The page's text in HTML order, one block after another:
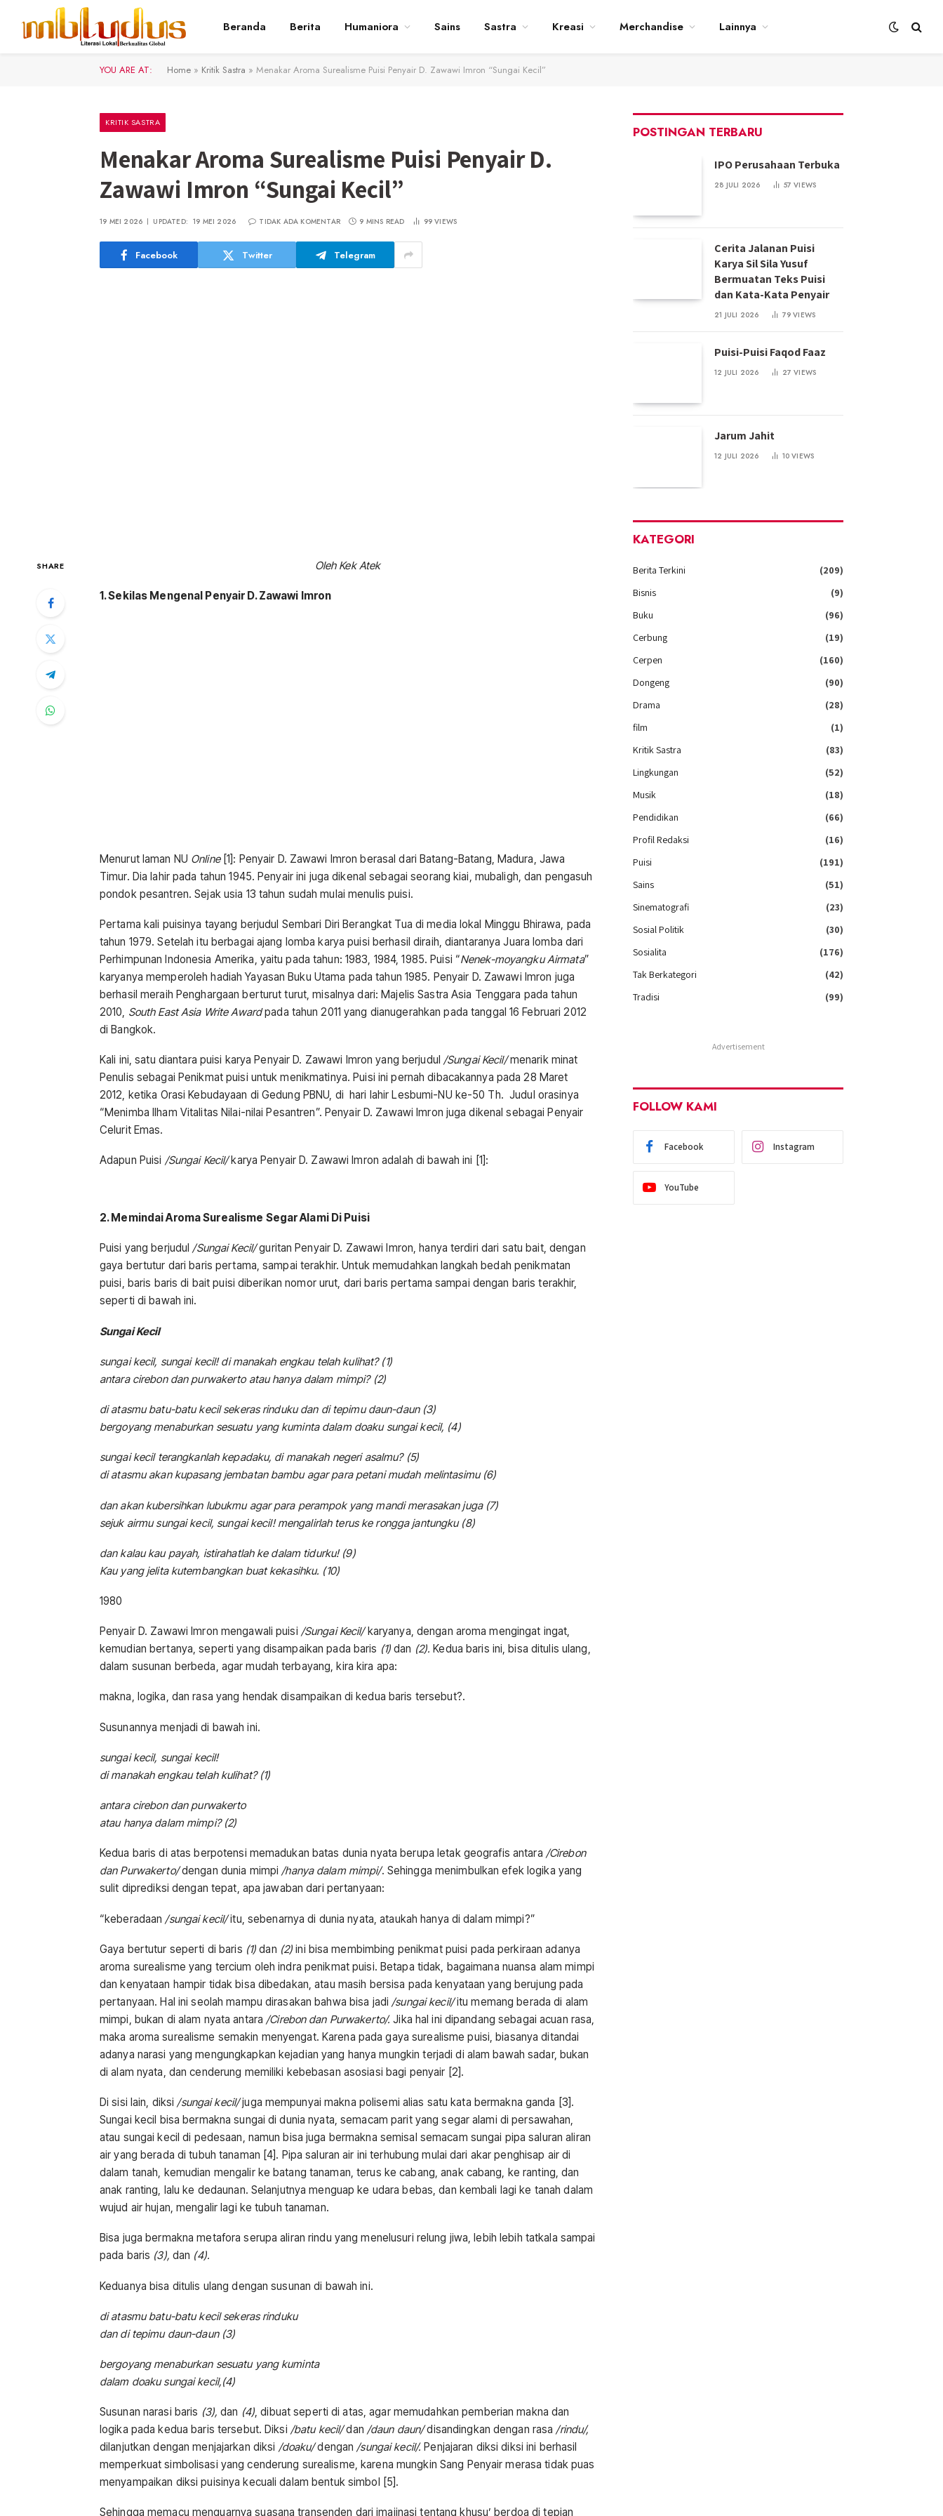
Beranda Berita Humaniora Sains Sastra Kreasi Merchandise Lainnya
YOU ARE AT: Home » Kritik Sastra » Menakar Aroma Surealisme Puisi Penyair D. Zawawi Imron “Sungai Kecil”
KRITIK SASTRA
Menakar Aroma Surealisme Puisi Penyair D.
Zawawi Imron “Sungai Kecil”
19 MEI 2026 UPDATED: 19 MEI 2026 TIDAK ADA KOMENTAR 9 MINS READ 99VIEWS
Facebook Twitter Telegram
SHARE Oleh Kek Atek
1. Sekilas Mengenal Penyair D. Zawawi Imron
Menurut laman NU Online [1]: Penyair D. Zawawi Imron berasal dari Batang-Batang, Madura, Jawa
Timur. Dia lahir pada tahun 1945. Penyair ini juga dikenal sebagai seorang kiai, mubaligh, dan pengasuh
pondok pesantren. Sejak usia 13 tahun sudah mulai menulis puisi.
Pertama kali puisinya tayang berjudul Sembari Diri Berangkat Tua di media lokal Minggu Bhirawa, pada
tahun 1979. Setelah itu berbagai ajang lomba karya puisi berhasil diraih, diantaranya Juara lomba dari
Perhimpunan Indonesia Amerika, yaitu pada tahun: 1983, 1984, 1985. Puisi “Nenek-moyangku Airmata”
karyanya memperoleh hadiah Yayasan Buku Utama pada tahun 1985. Penyair D. Zawawi Imron juga
berhasil meraih Penghargaan berturut turut, misalnya dari: Majelis Sastra Asia Tenggara pada tahun
2010, South East Asia Write Awardpada tahun 2011 yang dianugerahkan pada tanggal 16 Februari 2012
di Bangkok.
Kali ini, satu diantara puisi karya Penyair D. Zawawi Imron yang berjudul /Sungai Kecil/menarik minat
Penulis sebagai Penikmat puisi untuk menikmatinya. Puisi ini pernah dibacakannya pada 28 Maret
2012, ketika Orasi Kebudayaan di Gedung PBNU, di hari lahir Lesbumi-NU ke-50 Th. Judul orasinya
“Menimba Ilham Vitalitas Nilai-nilai Pesantren”. Penyair D. Zawawi Imron juga dikenal sebagai Penyair
Celurit Emas.
Adapun Puisi /Sungai Kecil/karya Penyair D. Zawawi Imron adalah di bawah ini [1]:
2. Memindai Aroma Surealisme Segar Alami Di Puisi
Puisi yang berjudul/Sungai Kecil/guritan Penyair D. Zawawi Imron, hanya terdiri dari satu bait, dengan
gaya bertutur dari baris pertama, sampai terakhir. Untuk memudahkan langkah bedah penikmatan
puisi, baris baris di bait puisi diberikan nomor urut, dari baris pertama sampai dengan baris terakhir,
seperti di bawah ini.
Sungai Kecil
sungai kecil, sungai kecil! di manakah engkau telah kulihat? (1)
antara cirebon dan purwakerto atau hanya dalam mimpi? (2)
di atasmu batu-batu kecil sekeras rinduku dan di tepimu daun-daun (3)
bergoyang menaburkan sesuatu yang kuminta dalam doaku sungai kecil, (4)
sungai kecil terangkanlah kepadaku, di manakah negeri asalmu? (5)
di atasmu akan kupasang jembatan bambu agar para petani mudah melintasimu (6)
dan akan kubersihkan lubukmu agar para perampok yang mandi merasakan juga (7)
sejuk airmu sungai kecil, sungai kecil! mengalirlah terus ke rongga jantungku (8)
dan kalau kau payah, istirahatlah ke dalam tidurku! (9)
Kau yang jelita kutembangkan buat kekasihku. (10)
1980
Penyair D. Zawawi Imron mengawali puisi /Sungai Kecil/karyanya, dengan aroma mengingat ingat,
kemudian bertanya, seperti yang disampaikan pada baris (1) dan (2). Kedua baris ini, bisa ditulis ulang,
dalam susunan berbeda, agar mudah terbayang, kira kira apa:
makna, logika, dan rasa yang hendak disampaikan di kedua baris tersebut?.
Susunannya menjadi di bawah ini.
sungai kecil, sungai kecil!
di manakah engkau telah kulihat? (1)
antara cirebon dan purwakerto
atau hanya dalam mimpi? (2)
Kedua baris di atas berpotensi memadukan batas dunia nyata berupa letak geografis antara /Cirebon
dan Purwakerto/dengan dunia mimpi/hanya dalam mimpi/. Sehingga menimbulkan efek logika yang
sulit diprediksi dengan tepat, apa jawaban dari pertanyaan:
“keberadaan /sungai kecil/itu, sebenarnya di dunia nyata, ataukah hanya di dalam mimpi?”
Gaya bertutur seperti di baris (1) dan (2) ini bisa membimbing penikmat puisi pada perkiraan adanya
aroma surealisme yang tercium oleh indra penikmat puisi. Betapa tidak, bagaimana nuansa alam mimpi
dan kenyataan hampir tidak bisa dibedakan, atau masih bersisa pada kenyataan yang berujung pada
pertanyaan. Hal ini seolah mampu dirasakan bahwa bisa jadi/sungai kecil/itu memang berada di alam
mimpi, bukan di alam nyata antara/Cirebon dan Purwakerto/. Jika hal ini dipandang sebagai acuan rasa,
maka aroma surealisme semakin menyengat. Karena pada gaya surealisme puisi, biasanya ditandai
adanya narasi yang mengungkapkan kejadian yang hanya mungkin terjadi di alam bawah sadar, bukan
di alam nyata, dan cenderung memiliki kebebasan asosiasi bagi penyair [2].
Di sisi lain, diksi/sungai kecil/juga mempunyai makna polisemi alias satu kata bermakna ganda [3].
Sungai kecil bisa bermakna sungai di dunia nyata, semacam parit yang segar alami di persawahan,
atau sungai kecil di pedesaan, namun bisa juga bermakna semisal semacam sungai pipa saluran aliran
air yang berada di tubuh tanaman [4]. Pipa saluran air ini terhubung mulai dari akar penghisap air di
dalam tanah, kemudian mengalir ke batang tanaman, terus ke cabang, anak cabang, ke ranting, dan
anak ranting, lalu ke dedaunan. Selanjutnya menguap ke udara bebas, dan kembali lagi ke tanah dalam
wujud air hujan, mengalir lagi ke tubuh tanaman.
Bisa juga bermakna metafora serupa aliran rindu yang menelusuri relung jiwa, lebih lebih tatkala sampai
pada baris (3), dan (4).
Keduanya bisa ditulis ulang dengan susunan di bawah ini.
di atasmu batu-batu kecil sekeras rinduku
dan di tepimu daun-daun (3)
bergoyang menaburkan sesuatu yang kuminta
dalam doaku sungai kecil,(4)
Susunan narasi baris (3), dan (4), dibuat seperti di atas, agar memudahkan pemberian makna dan
logika pada kedua baris tersebut. Diksi /batu kecil/dan /daun daun/disandingkan dengan rasa/rindu/,
dilanjutkan dengan menjajarkan diksi /doaku/dengan/sungai kecil/. Penjajaran diksi diksi ini berhasil
memperkuat simbolisasi yang cenderung surealisme, karena mungkin Sang Penyair merasa tidak puas
menyampaikan diksi puisinya kecuali dalam bentuk simbol [5].
Sehingga memacu menguarnya suasana transenden dari imajinasi tentang khusu’ berdoa di tepian
POSTINGAN TERBARU
IPO Perusahaan Terbuka
28 JULI 2026 57VIEWS
Cerita Jalanan Puisi
Karya Sil Sila Yusuf
Bermuatan Teks Puisi
dan Kata-Kata Penyair
21 JULI 2026 79VIEWS
Puisi-Puisi Faqod Faaz
12 JULI 2026 27VIEWS
Jarum Jahit
12 JULI 2026 10VIEWS
KATEGORI
Berita Terkini
(209)
Bisnis
(9)
Buku
(96)
Cerbung
(19)
Cerpen
(160)
Dongeng
(90)
Drama
(28)
film
(1)
Kritik Sastra
(83)
Lingkungan
(52)
Musik
(18)
Pendidikan
(66)
Profil Redaksi
(16)
Puisi
(191)
Sains
(51)
Sinematografi
(23)
Sosial Politik
(30)
Sosialita
(176)
Tak Berkategori
(42)
Tradisi
(99)
Advertisement
FOLLOW KAMI
Facebook Instagram
YouTube